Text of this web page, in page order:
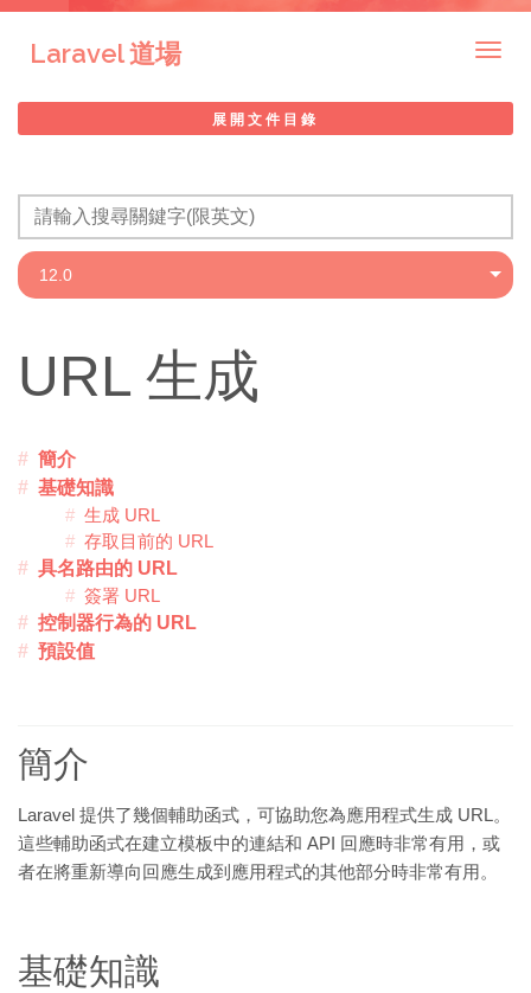
Laravel 道場
展開文件目錄
URL 生成
簡介
基礎知識
生成 URL
存取目前的 URL
具名路由的 URL
簽署 URL
控制器行為的 URL
預設值
簡介
Laravel 提供了幾個輔助函式，可協助您為應用程式生成 URL。
這些輔助函式在建立模板中的連結和 API 回應時非常有用，或
者在將重新導向回應生成到應用程式的其他部分時非常有用。
基礎知識